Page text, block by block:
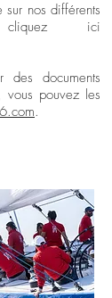
sur nos différents
cliquez ici
des documents
vous pouvez les
.